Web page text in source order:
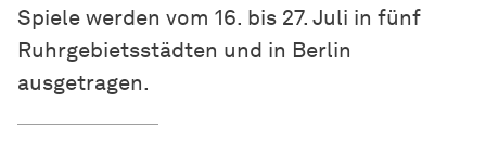
Spiele werden vom 16. bis 27. Juli in fünf
Ruhrgebietsstädten und in Berlin
ausgetragen.